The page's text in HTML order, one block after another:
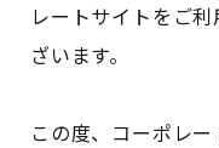
レートサイトをご
ざいます。
この度、コーポレ